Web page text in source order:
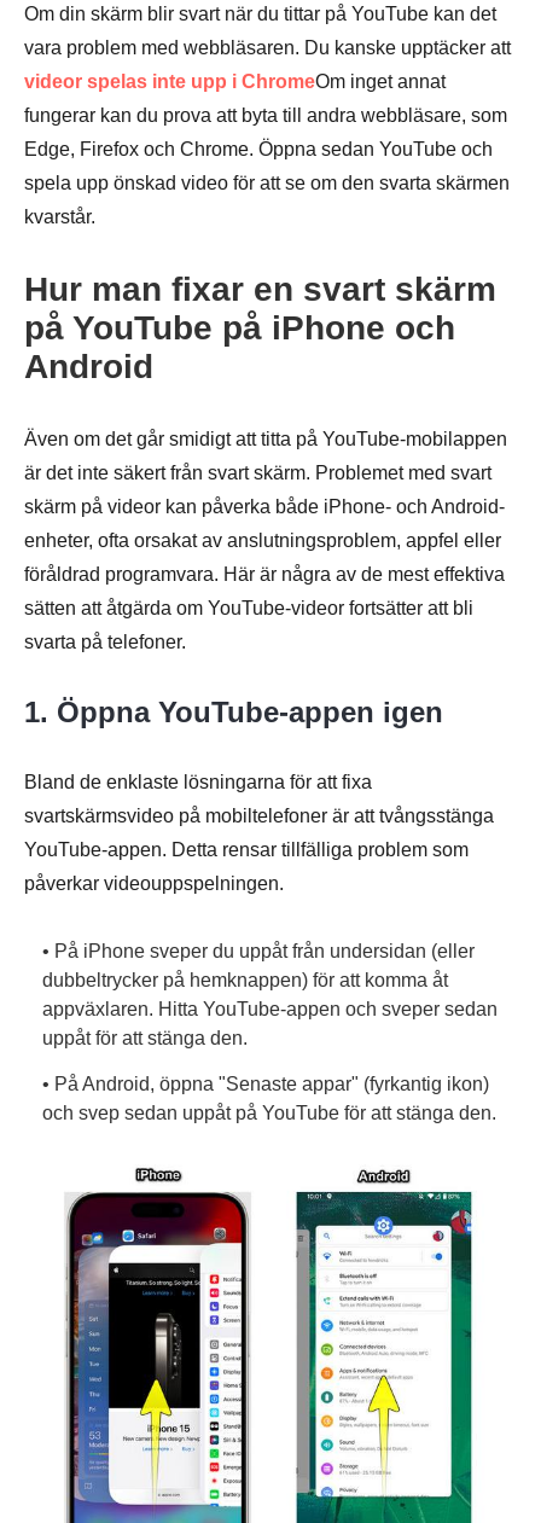
Om din skärm blir svart när du tittar på YouTube kan det
vara problem med webbläsaren. Du kanske upptäcker att
videor spelas inte upp i ChromeOm inget annat
fungerar kan du prova att byta till andra webbläsare, som
Edge, Firefox och Chrome. Öppna sedan YouTube och
spela upp önskad video för att se om den svarta skärmen
kvarstår.
Hur man fixar en svart skärm
på YouTube på iPhone och
Android
Även om det går smidigt att titta på YouTube-mobilappen
är det inte säkert från svart skärm. Problemet med svart
skärm på videor kan påverka både iPhone- och Android-
enheter, ofta orsakat av anslutningsproblem, appfel eller
föråldrad programvara. Här är några av de mest effektiva
sätten att åtgärda om YouTube-videor fortsätter att bli
svarta på telefoner.
1. Öppna YouTube-appen igen
Bland de enklaste lösningarna för att fixa
svartskärmsvideo på mobiltelefoner är att tvångsstänga
YouTube-appen. Detta rensar tillfälliga problem som
påverkar videouppspelningen.
• På iPhone sveper du uppåt från undersidan (eller
dubbeltrycker på hemknappen) för att komma åt
appväxlaren. Hitta YouTube-appen och sveper sedan
uppåt för att stänga den.
• På Android, öppna "Senaste appar" (fyrkantig ikon)
och svep sedan uppåt på YouTube för att stänga den.